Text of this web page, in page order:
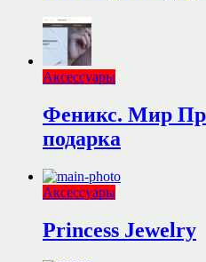
Аксессуары
Феникс. Мир
подарка
Аксессуары
Princess Jewelry